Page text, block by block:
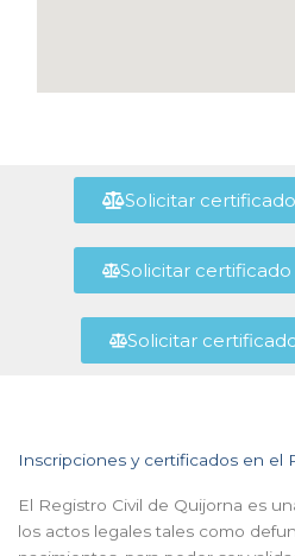
Solicitar
Solicitar
Solicitar
Inscripciones y certificados en el
El Registro Civil de Quijorna es
los actos legales tales como